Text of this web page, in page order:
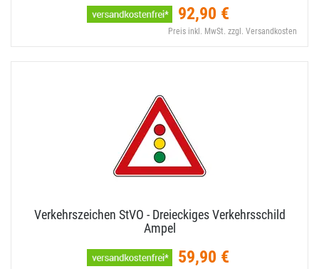
92,90 €
Preis inkl. MwSt. zzgl. Versandkosten
Verkehrszeichen StVO - Dreieckiges Verkehrsschild
Ampel
59,90 €